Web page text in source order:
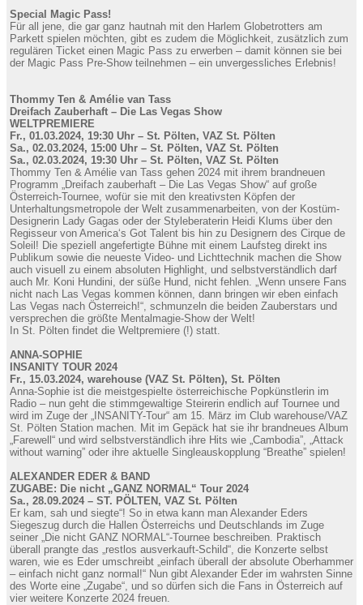
Special Magic Pass!
Für all jene, die gar ganz hautnah mit den Harlem Globetrotters am
Parkett spielen möchten, gibt es zudem die Möglichkeit, zusätzlich zum
regulären Ticket einen Magic Pass zu erwerben – damit können sie bei
der Magic Pass Pre-Show teilnehmen – ein unvergessliches Erlebnis!
Thommy Ten & Amélie van Tass
Dreifach Zauberhaft – Die Las Vegas Show
WELTPREMIERE
Fr., 01.03.2024, 19:30 Uhr – St. Pölten, VAZ St. Pölten
Sa., 02.03.2024, 15:00 Uhr – St. Pölten, VAZ St. Pölten
Sa., 02.03.2024, 19:30 Uhr – St. Pölten, VAZ St. Pölten
Thommy Ten & Amélie van Tass gehen 2024 mit ihrem brandneuen
Programm „Dreifach zauberhaft – Die Las Vegas Show“ auf große
Österreich-Tournee, wofür sie mit den kreativsten Köpfen der
Unterhaltungsmetropole der Welt zusammenarbeiten, von der Kostüm-
Designerin Lady Gagas oder der Styleberaterin Heidi Klums über den
Regisseur von America‘s Got Talent bis hin zu Designern des Cirque de
Soleil! Die speziell angefertigte Bühne mit einem Laufsteg direkt ins
Publikum sowie die neueste Video- und Lichttechnik machen die Show
auch visuell zu einem absoluten Highlight, und selbstverständlich darf
auch Mr. Koni Hundini, der süße Hund, nicht fehlen. „Wenn unsere Fans
nicht nach Las Vegas kommen können, dann bringen wir eben einfach
Las Vegas nach Österreich!“, schmunzeln die beiden Zauberstars und
versprechen die größte Mentalmagie-Show der Welt!
In St. Pölten findet die Weltpremiere (!) statt.
ANNA-SOPHIE
INSANITY TOUR 2024
Fr., 15.03.2024, warehouse (VAZ St. Pölten), St. Pölten
Anna-Sophie ist die meistgespielte österreichische Popkünstlerin im
Radio – nun geht die stimmgewaltige Steirerin endlich auf Tournee und
wird im Zuge der „INSANITY-Tour“ am 15. März im Club warehouse/VAZ
St. Pölten Station machen. Mit im Gepäck hat sie ihr brandneues Album
„Farewell“ und wird selbstverständlich ihre Hits wie „Cambodia”, „Attack
without warning” oder ihre aktuelle Singleauskopplung “Breathe” spielen!
ALEXANDER EDER & BAND
ZUGABE: Die nicht „GANZ NORMAL“ Tour 2024
Sa., 28.09.2024 – ST. PÖLTEN, VAZ St. Pölten
Er kam, sah und siegte“! So in etwa kann man Alexander Eders
Siegeszug durch die Hallen Österreichs und Deutschlands im Zuge
seiner „Die nicht GANZ NORMAL“-Tournee beschreiben. Praktisch
überall prangte das „restlos ausverkauft-Schild“, die Konzerte selbst
waren, wie es Eder umschreibt „einfach überall der absolute Oberhammer
– einfach nicht ganz normal!“ Nun gibt Alexander Eder im wahrsten Sinne
des Worte eine „Zugabe“, und so dürfen sich die Fans in Österreich auf
vier weitere Konzerte 2024 freuen.